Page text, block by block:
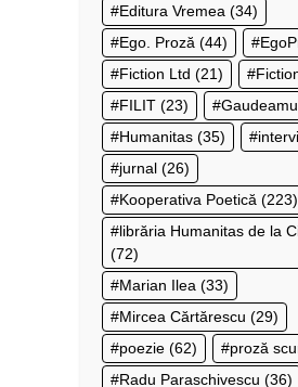
Editura Vremea (34)
Ego. Proză (44)
Fiction Ltd (21)
FILIT (23)
Humanitas (35)
jurnal (26)
Kooperativa Poetică (223)
librăria Humanitas de la
(72)
Marian Ilea (33)
Mircea Cărtărescu (29)
poezie (62) proză
Radu Paraschivescu (36)